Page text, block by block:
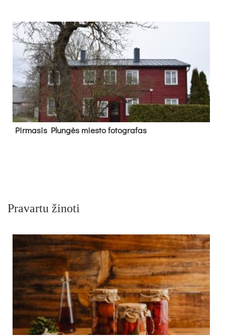
Pir­ma­sis Plun­gės mies­to fo­tog­ra­fas
Pravartu žinoti